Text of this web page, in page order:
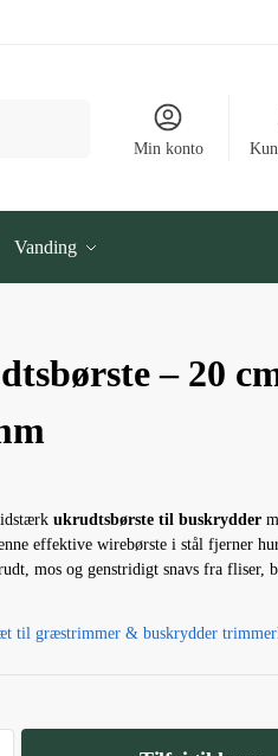
Min konto
Vanding
– 20
ukrudtsbørste til buskrydder
effektive wirebørste i stål fjerner
mos og genstridigt snavs fra fliser,
til græstrimmer & buskrydder